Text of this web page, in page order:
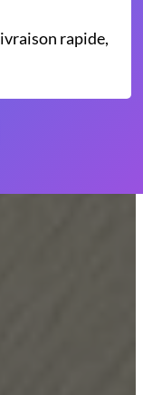
rapide,